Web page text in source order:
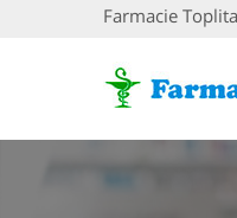
Farmacie Toplita